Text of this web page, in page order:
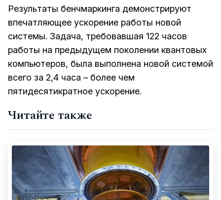
Результаты бенчмаркинга демонстрируют
впечатляющее ускорение работы новой
системы. Задача, требовавшая 122 часов
работы на предыдущем поколении квантовых
компьютеров, была выполнена новой системой
всего за 2,4 часа – более чем
пятидесятикратное ускорение.
Читайте также